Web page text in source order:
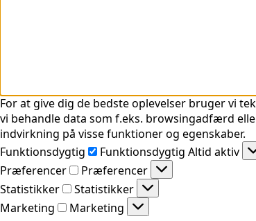
For at give dig de bedste oplevelser bruger vi
vi behandle data som f.eks. browsingadfærd
indvirkning på visse funktioner og egenskaber.
Funktionsdygtig
Funktionsdygtig Altid aktiv
Præferencer
Præferencer
Statistikker
Statistikker
Marketing
Marketing